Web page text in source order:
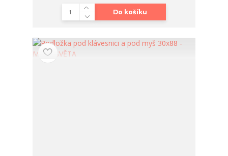
Do košíku